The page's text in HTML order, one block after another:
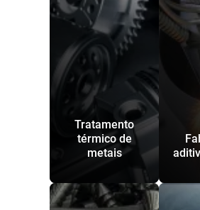
Tratamento
térmico de
metais